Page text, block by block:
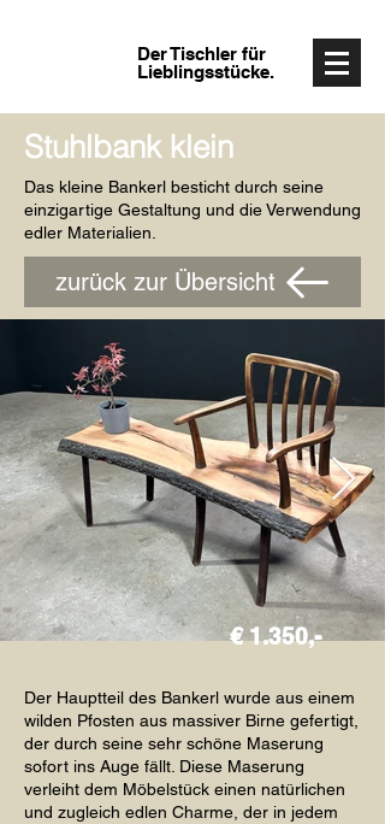
Der Tischler für
Lieblingsstücke.
Stuhlbank klein
Das kleine Bankerl besticht durch seine
einzigartige Gestaltung und die Verwendung
edler Materialien.
zurück zur Übersicht
€ 1.350,-
Der Hauptteil des Bankerl wurde aus einem
wilden Pfosten aus massiver Birne gefertigt,
der durch seine sehr schöne Maserung
sofort ins Auge fällt. Diese Maserung
verleiht dem Möbelstück einen natürlichen
und zugleich edlen Charme, der in jedem